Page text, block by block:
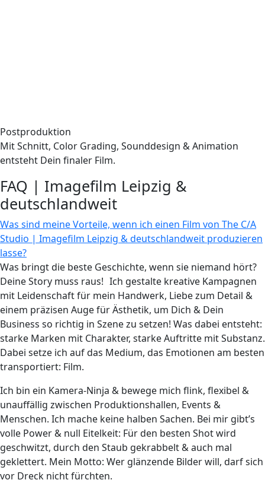
Postproduktion
Mit Schnitt, Color Grading, Sounddesign & Animation
entsteht Dein finaler Film.
FAQ | Imagefilm Leipzig &
deutschlandweit
Was sind meine Vorteile, wenn ich einen Film von The C/A
Studio | Imagefilm Leipzig & deutschlandweit produzieren
lasse?
Was bringt die beste Geschichte, wenn sie niemand hört?
Deine Story muss raus! Ich gestalte kreative Kampagnen
mit Leidenschaft für mein Handwerk, Liebe zum Detail &
einem präzisen Auge für Ästhetik, um Dich & Dein
Business so richtig in Szene zu setzen! Was dabei entsteht:
starke Marken mit Charakter, starke Auftritte mit Substanz.
Dabei setze ich auf das Medium, das Emotionen am besten
transportiert: Film.
Ich bin ein Kamera-Ninja & bewege mich flink, flexibel &
unauffällig zwischen Produktionshallen, Events &
Menschen. Ich mache keine halben Sachen. Bei mir gibt’s
volle Power & null Eitelkeit: Für den besten Shot wird
geschwitzt, durch den Staub gekrabbelt & auch mal
geklettert. Mein Motto: Wer glänzende Bilder will, darf sich
vor Dreck nicht fürchten.